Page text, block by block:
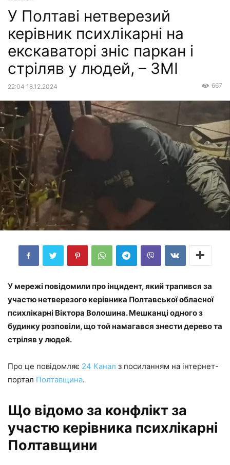
У Полтаві нетверезий
керівник психлікарні на
екскаваторі зніс паркан і
стріляв у людей, – ЗМІ
22:04 18.12.2024 667
У мережі повідомили про інцидент, який трапився за
участю нетверезого керівника Полтавської обласної
психлікарні Віктора Волошина. Мешканці одного з
будинку розповіли, що той намагався знести дерево та
стріляв у людей.
Про це повідомляє 24 Канал з посиланням на інтернет-
портал Полтавщина.
Що відомо за конфлікт за
участю керівника психлікарні
Полтавщини